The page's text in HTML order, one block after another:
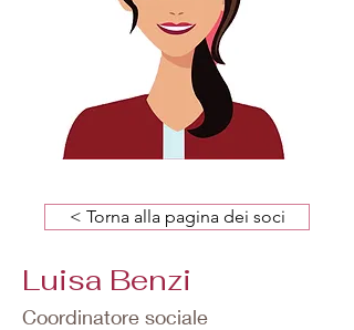
< Torna alla pagina dei soci
Luisa Benzi
Coordinatore sociale